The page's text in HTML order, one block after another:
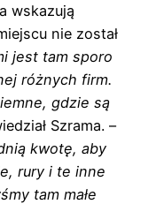
wskazują
nie został
jest tam sporo
różnych firm.
gdzie są
Szrama. –
kwotę, aby
rury i te inne
tam małe